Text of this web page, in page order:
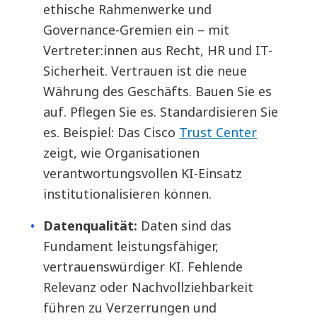
ethische Rahmenwerke und
Governance-Gremien ein – mit
Vertreter:innen aus Recht, HR und IT-
Sicherheit. Vertrauen ist die neue
Währung des Geschäfts. Bauen Sie es
auf. Pflegen Sie es. Standardisieren Sie
es. Beispiel: Das Cisco Trust Center
zeigt, wie Organisationen
verantwortungsvollen KI-Einsatz
institutionalisieren können.
Datenqualität: Daten sind das
Fundament leistungsfähiger,
vertrauenswürdiger KI. Fehlende
Relevanz oder Nachvollziehbarkeit
führen zu Verzerrungen und